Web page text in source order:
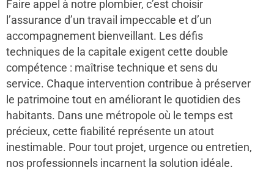
Faire appel à notre plombier, c’est choisir
l’assurance d’un travail impeccable et d’un
accompagnement bienveillant. Les défis
techniques de la capitale exigent cette double
compétence : maîtrise technique et sens du
service. Chaque intervention contribue à préserver
le patrimoine tout en améliorant le quotidien des
habitants. Dans une métropole où le temps est
précieux, cette fiabilité représente un atout
inestimable. Pour tout projet, urgence ou entretien,
nos professionnels incarnent la solution idéale.